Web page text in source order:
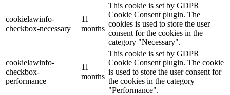
cookielawinfo-
checkbox-necessary
11
months
This cookie is set by GDPR
Cookie Consent plugin. The
cookies is used to store the user
consent for the cookies in the
category "Necessary".
cookielawinfo-
checkbox-
performance
11
months
This cookie is set by GDPR
Cookie Consent plugin. The cookie
is used to store the user consent for
the cookies in the category
"Performance".